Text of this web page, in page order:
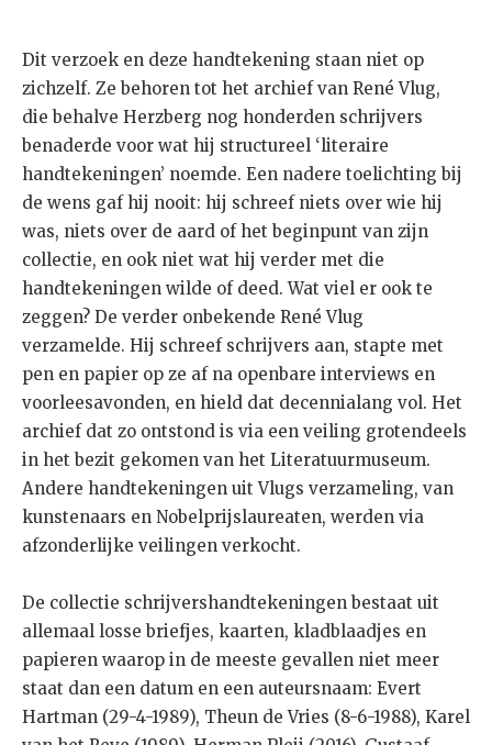
Dit verzoek en deze handtekening staan niet op
zichzelf. Ze behoren tot het archief van René Vlug,
die behalve Herzberg nog honderden schrijvers
benaderde voor wat hij structureel ‘literaire
handtekeningen’ noemde. Een nadere toelichting bij
de wens gaf hij nooit: hij schreef niets over wie hij
was, niets over de aard of het beginpunt van zijn
collectie, en ook niet wat hij verder met die
handtekeningen wilde of deed. Wat viel er ook te
zeggen? De verder onbekende René Vlug
verzamelde. Hij schreef schrijvers aan, stapte met
pen en papier op ze af na openbare interviews en
voorleesavonden, en hield dat decennialang vol. Het
archief dat zo ontstond is via een veiling grotendeels
in het bezit gekomen van het Literatuurmuseum.
Andere handtekeningen uit Vlugs verzameling, van
kunstenaars en Nobelprijslaureaten, werden via
afzonderlijke veilingen verkocht.
De collectie schrijvershandtekeningen bestaat uit
allemaal losse briefjes, kaarten, kladblaadjes en
papieren waarop in de meeste gevallen niet meer
staat dan een datum en een auteursnaam: Evert
Hartman (29-4-1989), Theun de Vries (8-6-1988), Karel